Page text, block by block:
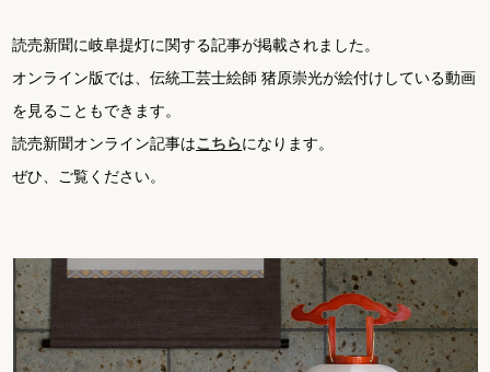
読売新聞に岐阜提灯に関する記事が掲載されました。
オンライン版では、伝統工芸士絵師 猪原崇光が絵付けしている動画
を見ることもできます。
読売新聞オンライン記事はこちらになります。
ぜひ、ご覧ください。